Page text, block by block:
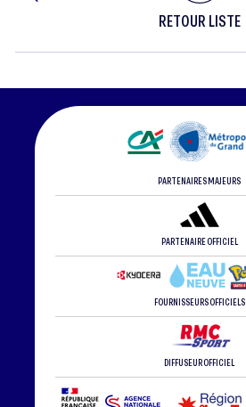
RETOUR LISTE
PARTENAIRES MAJEURS
PARTENAIRE OFFICIEL
FOURNISSEURS OFFICIELS
DIFFUSEUR OFFICIEL